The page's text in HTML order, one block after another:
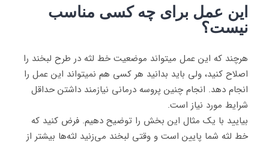
این عمل برای چه کسی مناسب
نیست؟
هرچند که این عمل میتواند موضعیت خط لثه در طرح لبخند را
اصلاح کنید، ولی باید بدانید هر کسی هم نمیتواند این عمل را
انجام دهد. انجام چنین پروسه درمانی نیازمند داشتن حداقل
شرایط مورد نیاز است.
بیایید با یک مثال این بخش را توضیح دهیم. فرض کنید که
خط لثه شما پایین است و وقتی لبخند می‌زنید لثه‌ها بیشتر از